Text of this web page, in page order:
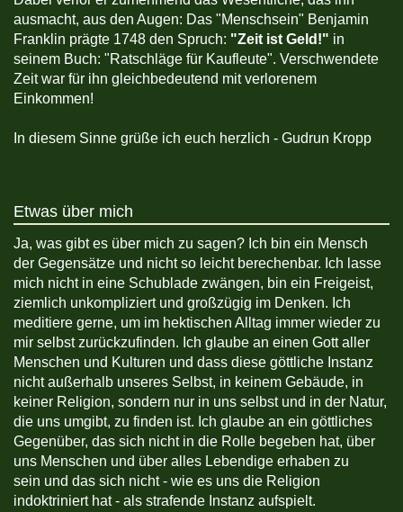
ausmacht, aus den Augen: Das "Menschsein" Benjamin
Franklin prägte 1748 den Spruch: "Zeit ist Geld!" in
seinem Buch: "Ratschläge für Kaufleute". Verschwendete
Zeit war für ihn gleichbedeutend mit verlorenem
Einkommen!
In diesem Sinne grüße ich euch herzlich - Gudrun Kropp
Etwas über mich
Ja, was gibt es über mich zu sagen? Ich bin ein Mensch
der Gegensätze und nicht so leicht berechenbar. Ich lasse
mich nicht in eine Schublade zwängen, bin ein Freigeist,
ziemlich unkompliziert und großzügig im Denken. Ich
meditiere gerne, um im hektischen Alltag immer wieder zu
mir selbst zurückzufinden. Ich glaube an einen Gott aller
Menschen und Kulturen und dass diese göttliche Instanz
nicht außerhalb unseres Selbst, in keinem Gebäude, in
keiner Religion, sondern nur in uns selbst und in der Natur,
die uns umgibt, zu finden ist. Ich glaube an ein göttliches
Gegenüber, das sich nicht in die Rolle begeben hat, über
uns Menschen und über alles Lebendige erhaben zu
sein und das sich nicht - wie es uns die Religion
indoktriniert hat - als strafende Instanz aufspielt.